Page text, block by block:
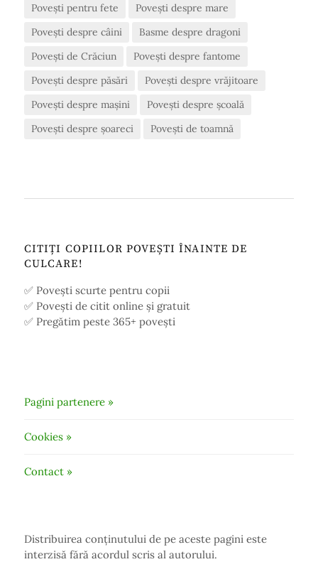
Povești pentru fete
Povești despre mare
Povești despre câini
Basme despre dragoni
Povești de Crăciun
Povești despre fantome
Povești despre păsări
Povești despre vrăjitoare
Povești despre mașini
Povești despre școală
Povești despre șoareci
Povești de toamnă
CITIȚI COPIILOR POVEȘTI ÎNAINTE DE
CULCARE!
✅ Povești scurte pentru copii
✅ Povești de citit online și gratuit
✅ Pregătim peste 365+ povești
Pagini partenere »
Cookies »
Contact »
Distribuirea conținutului de pe aceste pagini este
interzisă fără acordul scris al autorului.